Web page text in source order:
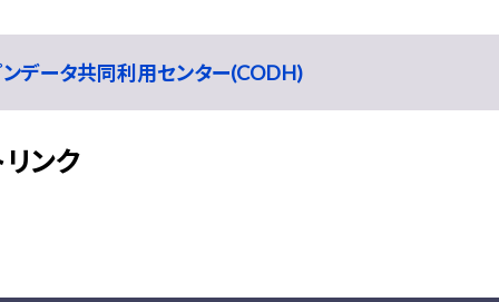
データ共同利用センター(CODH)
ンク